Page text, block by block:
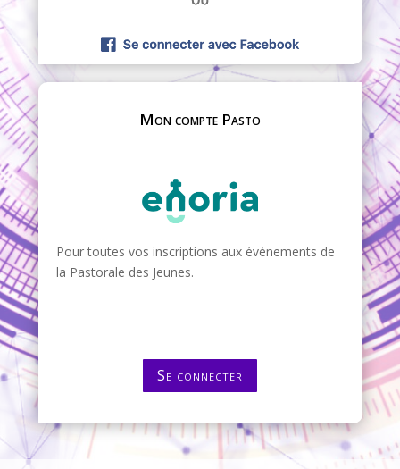
Mon compte Pasto
Pour toutes vos inscriptions aux évènements de
la Pastorale des Jeunes.
Se connecter